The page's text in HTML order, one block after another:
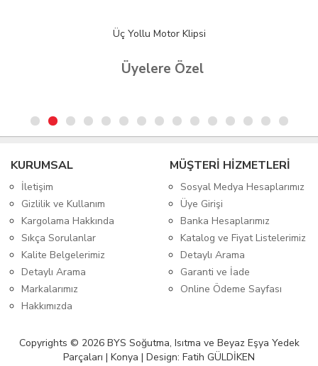
Baymak Ariston Üç Yollu Motor 72N 220V Beyaz
Üyelere Özel
KURUMSAL
İletişim
Gizlilik ve Kullanım
Kargolama Hakkında
Sıkça Sorulanlar
Kalite Belgelerimiz
Detaylı Arama
Markalarımız
Hakkımızda
MÜŞTERİ HİZMETLERİ
Sosyal Medya Hesaplarımız
Üye Girişi
Banka Hesaplarımız
Katalog ve Fiyat Listelerimiz
Detaylı Arama
Garanti ve İade
Online Ödeme Sayfası
Copyrights © 2026 BYS Soğutma, Isıtma ve Beyaz Eşya Yedek
Parçaları | Konya | Design: Fatih GÜLDİKEN